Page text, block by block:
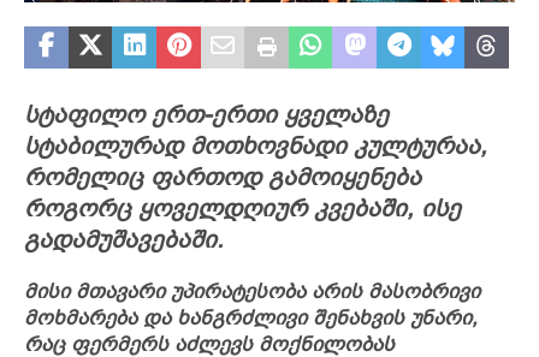
სტაფილო ერთ-ერთი ყველაზე
სტაბილურად მოთხოვნადი კულტურაა,
რომელიც ფართოდ გამოიყენება
როგორც ყოველდღიურ კვებაში, ისე
გადამუშავებაში.
მისი მთავარი უპირატესობა არის მასობრივი
მოხმარება და ხანგრძლივი შენახვის უნარი,
რაც ფერმერს აძლევს მოქნილობას